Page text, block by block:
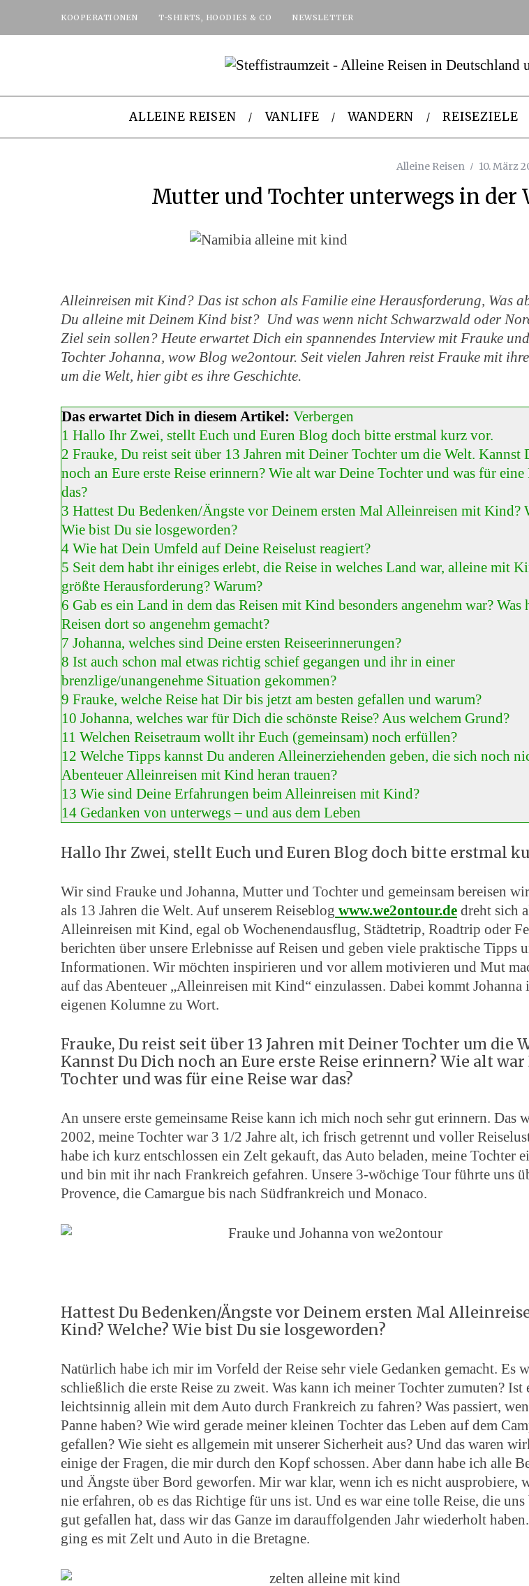
KOOPERATIONEN T-SHIRTS, HOODIES & CO NEWSLETTER
ALLEINE REISEN VANLIFE WANDERN REISEZIELE
Alleine Reisen 10. März
Mutter und Tochter unterwegs in
Alleinreisen mit Kind? Das ist schon als Familie eine Herausforderung, Was
Du alleine mit Deinem Kind bist? Und was wenn nicht Schwarzwald oder
Ziel sein sollen? Heute erwartet Dich ein spannendes Interview mit Frauke
Tochter Johanna, wow Blog we2ontour. Seit vielen Jahren reist Frauke mit
um die Welt, hier gibt es ihre Geschichte.
Das erwartet Dich in diesem Artikel: Verbergen
1 Hallo Ihr Zwei, stellt Euch und Euren Blog doch bitte erstmal kurz vor.
2 Frauke, Du reist seit über 13 Jahren mit Deiner Tochter um die Welt. Kannst
noch an Eure erste Reise erinnern? Wie alt war Deine Tochter und was für eine
das?
3 Hattest Du Bedenken/Ängste vor Deinem ersten Mal Alleinreisen mit Kind?
Wie bist Du sie losgeworden?
4 Wie hat Dein Umfeld auf Deine Reiselust reagiert?
5 Seit dem habt ihr einiges erlebt, die Reise in welches Land war, alleine mit
größte Herausforderung? Warum?
6 Gab es ein Land in dem das Reisen mit Kind besonders angenehm war? Was
Reisen dort so angenehm gemacht?
7 Johanna, welches sind Deine ersten Reiseerinnerungen?
8 Ist auch schon mal etwas richtig schief gegangen und ihr in einer
brenzlige/unangenehme Situation gekommen?
9 Frauke, welche Reise hat Dir bis jetzt am besten gefallen und warum?
10 Johanna, welches war für Dich die schönste Reise? Aus welchem Grund?
11 Welchen Reisetraum wollt ihr Euch (gemeinsam) noch erfüllen?
12 Welche Tipps kannst Du anderen Alleinerziehenden geben, die sich noch
Abenteuer Alleinreisen mit Kind heran trauen?
13 Wie sind Deine Erfahrungen beim Alleinreisen mit Kind?
14 Gedanken von unterwegs – und aus dem Leben
Hallo Ihr Zwei, stellt Euch und Euren Blog doch bitte erstmal
Wir sind Frauke und Johanna, Mutter und Tochter und gemeinsam bereisen
als 13 Jahren die Welt. Auf unserem Reiseblog www.we2ontour.de dreht sich
Alleinreisen mit Kind, egal ob Wochenendausflug, Städtetrip, Roadtrip oder
berichten über unsere Erlebnisse auf Reisen und geben viele praktische Tipps
Informationen. Wir möchten inspirieren und vor allem motivieren und Mut
auf das Abenteuer „Alleinreisen mit Kind“ einzulassen. Dabei kommt Johanna
eigenen Kolumne zu Wort.
Frauke, Du reist seit über 13 Jahren mit Deiner Tochter um die
Kannst Du Dich noch an Eure erste Reise erinnern? Wie alt war
Tochter und was für eine Reise war das?
An unsere erste gemeinsame Reise kann ich mich noch sehr gut erinnern. Das
2002, meine Tochter war 3 1/2 Jahre alt, ich frisch getrennt und voller
habe ich kurz entschlossen ein Zelt gekauft, das Auto beladen, meine Tochter
und bin mit ihr nach Frankreich gefahren. Unsere 3-wöchige Tour führte uns
Provence, die Camargue bis nach Südfrankreich und Monaco.
Hattest Du Bedenken/Ängste vor Deinem ersten Mal
Kind? Welche? Wie bist Du sie losgeworden?
Natürlich habe ich mir im Vorfeld der Reise sehr viele Gedanken gemacht. Es
schließlich die erste Reise zu zweit. Was kann ich meiner Tochter zumuten? Ist
leichtsinnig allein mit dem Auto durch Frankreich zu fahren? Was passiert,
Panne haben? Wie wird gerade meiner kleinen Tochter das Leben auf dem
gefallen? Wie sieht es allgemein mit unserer Sicherheit aus? Und das waren
einige der Fragen, die mir durch den Kopf schossen. Aber dann habe ich alle
und Ängste über Bord geworfen. Mir war klar, wenn ich es nicht ausprobiere,
nie erfahren, ob es das Richtige für uns ist. Und es war eine tolle Reise, die uns
gut gefallen hat, dass wir das Ganze im darauffolgenden Jahr wiederholt
ging es mit Zelt und Auto in die Bretagne.
S
e
r
h
f
o